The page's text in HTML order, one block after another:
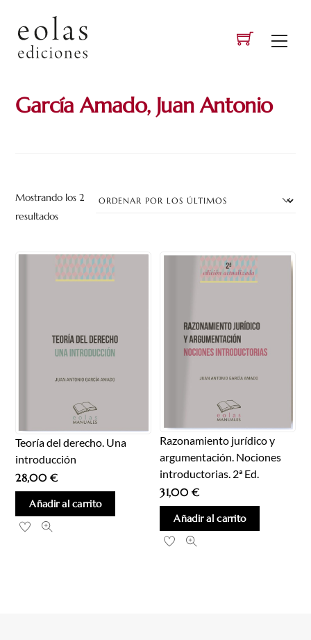
content
García Amado, Juan Antonio
Mostrando los 2
resultadosOrdenado
los
últimos
Teoría del derecho. Una
introducción
28,00€
Añadir al carrito
Razonamiento jurídico y
argumentación. Nociones
introductorias. 2ª Ed.
31,00€
Añadir al carrito